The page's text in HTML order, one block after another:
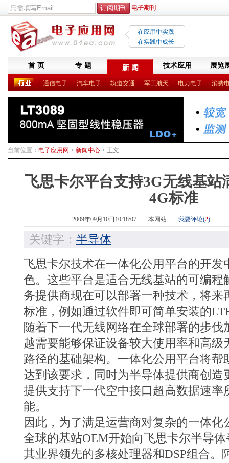
电子期刊
在应用中实践
在实践中成长
首 页 专 题 新 闻 技术应用 展览
通信电子 汽车电子 轨道交通 军工航天 电力电子 消费
当前位置： 电子应用网 > 新闻中心 > 正文
飞思卡尔平台支持3G无线基站
4G标准
2009年09月10日10:18:07 本网站 我要评论(2)
关键字： 半导体
飞思卡尔技术在一体化公用平台的开发
色。这些平台是适合无线基站的可编程
务提供商现在可以部署一种技术，将来
标准，例如通过软件即可简单安装的
随着下一代无线网络在全球部署的步伐
越需要能够保证设备较大使用率和高级
路径的基础架构。一体化公用平台将帮
达到该要求，同时为半导体提供商创造
提供支持下一代空中接口超高数据速率
能。
因此，为了满足运营商对复杂的一体化
全球的基站OEM开始向飞思卡尔半导
其业界领先的多核处理器和DSP组合。